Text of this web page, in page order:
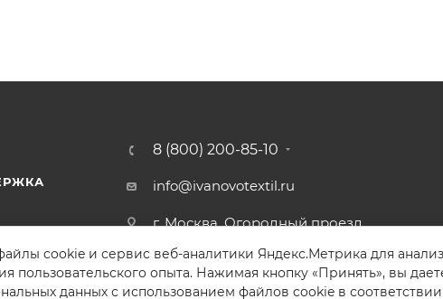
8 (800) 200-85-10
info@ivanovotextil.ru
г. Москва, Огородный проезд,
cookie и сервис веб-аналитики Яндекс.Метрика для
пользовательского опыта. Нажимая кнопку «Принять», вы
данных с использованием файлов cookie в